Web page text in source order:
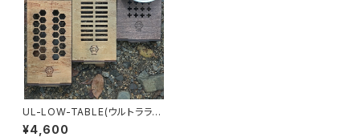
UL-LOW-TABLE(ウルトラライ
トローテーブル)
¥4,600